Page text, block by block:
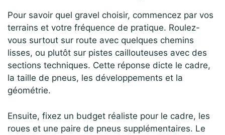
Pour savoir quel gravel choisir, commencez par vos
terrains et votre fréquence de pratique. Roulez-
vous surtout sur route avec quelques chemins
lisses, ou plutôt sur pistes caillouteuses avec des
sections techniques. Cette réponse dicte le cadre,
la taille de pneus, les développements et la
géométrie.
Ensuite, fixez un budget réaliste pour le cadre, les
roues et une paire de pneus supplémentaires. Le